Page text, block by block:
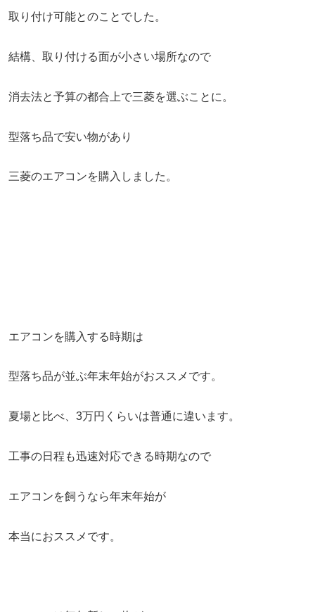
取り付け可能とのことでした。
結構、取り付ける面が小さい場所なので
消去法と予算の都合上で三菱を選ぶことに。
型落ち品で安い物があり
三菱のエアコンを購入しました。
エアコンを購入する時期は
型落ち品が並ぶ年末年始がおススメです。
夏場と比べ、3万円くらいは普通に違います。
工事の日程も迅速対応できる時期なので
エアコンを飼うなら年末年始が
本当におススメです。